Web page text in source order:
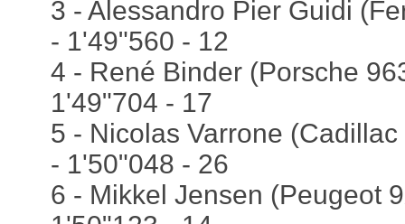
3 - Alessandro Pier Guidi
- 1'49"560 - 12
4 - René Binder (Porsche
1'49"704 - 17
5 - Nicolas Varrone
- 1'50"048 - 26
6 - Mikkel Jensen (Peugeot